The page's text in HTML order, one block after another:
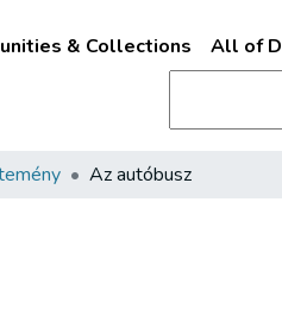
& Collections All of
Az autóbusz